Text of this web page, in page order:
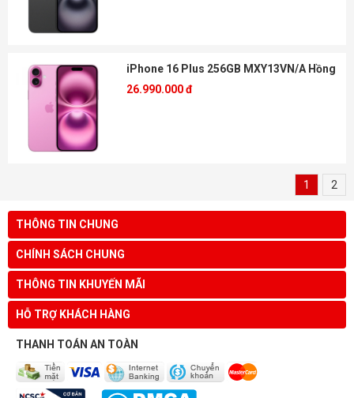
iPhone 16 Plus 256GB MXY13VN/A Hồng
26.990.000 đ
1 2
THÔNG TIN CHUNG
CHÍNH SÁCH CHUNG
THÔNG TIN KHUYẾN MÃI
HỖ TRỢ KHÁCH HÀNG
THANH TOÁN AN TOÀN